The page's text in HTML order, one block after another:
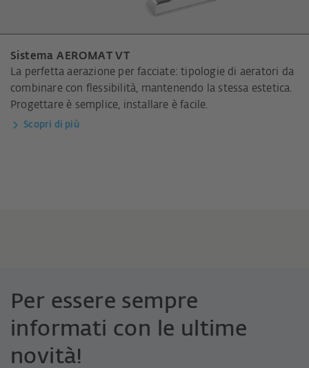
Sistema AEROMAT VT
La perfetta aerazione per facciate: tipologie di aeratori da
combinare con flessibilità, mantenendo la stessa estetica.
Progettare è semplice, installare è facile.
Scopri di più
Per essere sempre
informati con le ultime
novità!